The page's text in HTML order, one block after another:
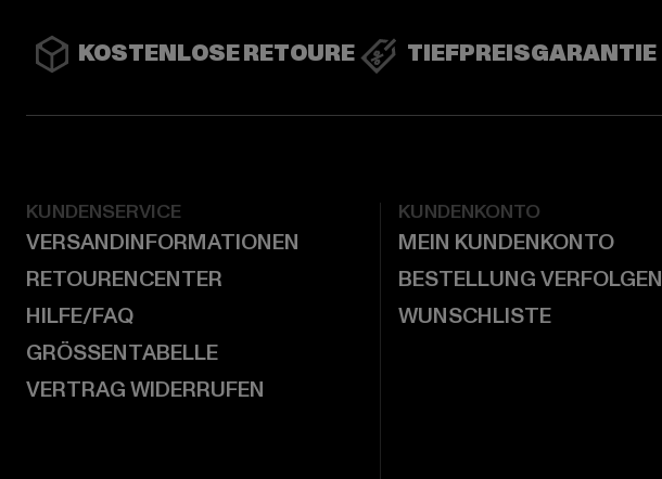
KOSTENLOSE RETOURE TIEFPREISGARANTIE
KUNDENSERVICE
VERSANDINFORMATIONEN
RETOURENCENTER
HILFE/FAQ
GRÖSSENTABELLE
VERTRAG WIDERRUFEN
KUNDENKONTO
MEIN KUNDENKONTO
BESTELLUNG VERFOLGEN
WUNSCHLISTE